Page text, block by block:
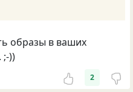
образы в ваших
;-))
2